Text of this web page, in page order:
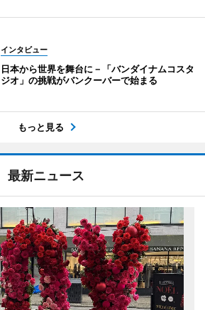
インタビュー
日本から世界を舞台に－「バンダイナムコスタ
ジオ」の挑戦がバンクーバーで始まる
もっと見る
最新ニュース